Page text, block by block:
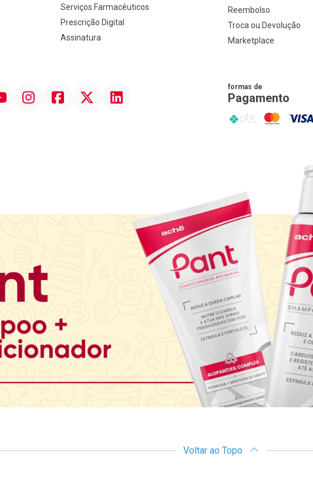
Serviços Farmacêuticos
Prescrição Digital
Assinatura
Reembolso
Troca ou Devolução
Marketplace
InstagramFacebookTwitter Linkedin formas de
Pagamento
PIX MasterCard
VISA
Voltar ao Topo